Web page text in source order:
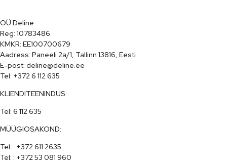
OÜ Deline
Reg: 10783486
KMKR: EE100700679
Aadress: Paneeli 2a/1, Tallinn 13816, Eesti
E-post: deline@deline.ee
Tel: +372 6 112 635
KLIENDITEENINDUS:
Tel: 6 112 635
MÜÜGIOSAKOND:
Tel: : +372 611 2635
Tel: : +372 53 081 960